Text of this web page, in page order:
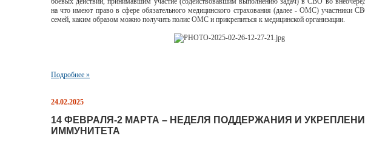
на что имеют право в сфере обязательного медицинского страхования (далее - ОМС) участники
семей, каким образом можно получить полис ОМС и прикрепиться к медицинской организации.
Подробнее »
24.02.2025
14 ФЕВРАЛЯ-2 МАРТА – НЕДЕЛЯ ПОДДЕРЖАНИЯ И
ИММУНИТЕТА